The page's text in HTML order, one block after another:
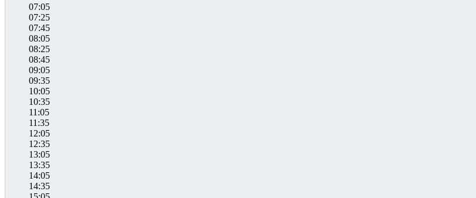
07:05
07:25
07:45
08:05
08:25
08:45
09:05
09:35
10:05
10:35
11:05
11:35
12:05
12:35
13:05
13:35
14:05
14:35